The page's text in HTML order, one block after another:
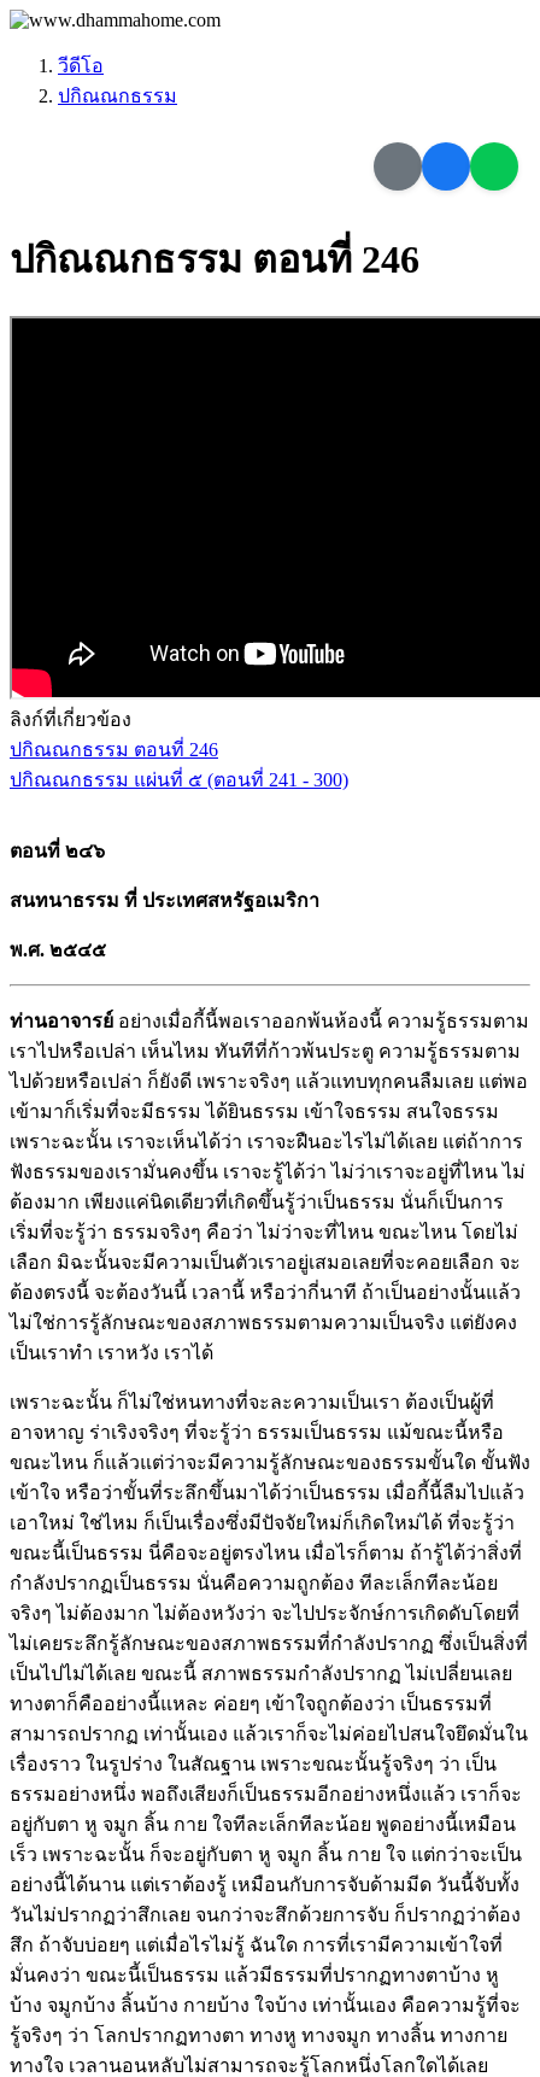
วีดีโอ
ปกิณณกธรรม
ปกิณณกธรรม ตอนที่ 246
ลิงก์ที่เกี่ยวข้อง
ปกิณณกธรรม ตอนที่ 246
ปกิณณกธรรม แผ่นที่ ๕ (ตอนที่ 241 - 300)
ตอนที่ ๒๔๖
สนทนาธรรม ที่ ประเทศสหรัฐอเมริกา
พ.ศ. ๒๕๔๕
ท่านอาจารย์ อย่างเมื่อกี้นี้พอเราออกพ้นห้องนี้ ความรู้ธรรมตาม
เราไปหรือเปล่า เห็นไหม ทันทีที่ก้าวพ้นประตู ความรู้ธรรมตาม
ไปด้วยหรือเปล่า ก็ยังดี เพราะจริงๆ แล้วแทบทุกคนลืมเลย แต่พอ
เข้ามาก็เริ่มที่จะมีธรรม ได้ยินธรรม เข้าใจธรรม สนใจธรรม
เพราะฉะนั้น เราจะเห็นได้ว่า เราจะฝืนอะไรไม่ได้เลย แต่ถ้าการ
ฟังธรรมของเรามั่นคงขึ้น เราจะรู้ได้ว่า ไม่ว่าเราจะอยู่ที่ไหน ไม่
ต้องมาก เพียงแค่นิดเดียวที่เกิดขึ้นรู้ว่าเป็นธรรม นั่นก็เป็นการ
เริ่มที่จะรู้ว่า ธรรมจริงๆ คือว่า ไม่ว่าจะที่ไหน ขณะไหน โดยไม่
เลือก มิฉะนั้นจะมีความเป็นตัวเราอยู่เสมอเลยที่จะคอยเลือก จะ
ต้องตรงนี้ จะต้องวันนี้ เวลานี้ หรือว่ากี่นาที ถ้าเป็นอย่างนั้นแล้ว
ไม่ใช่การรู้ลักษณะของสภาพธรรมตามความเป็นจริง แต่ยังคง
เป็นเราทำ เราหวัง เราได้
เพราะฉะนั้น ก็ไม่ใช่หนทางที่จะละความเป็นเรา ต้องเป็นผู้ที่
อาจหาญ ร่าเริงจริงๆ ที่จะรู้ว่า ธรรมเป็นธรรม แม้ขณะนี้หรือ
ขณะไหน ก็แล้วแต่ว่าจะมีความรู้ลักษณะของธรรมขั้นใด ขั้นฟัง
เข้าใจ หรือว่าขั้นที่ระลึกขึ้นมาได้ว่าเป็นธรรม เมื่อกี้นี้ลืมไปแล้ว
เอาใหม่ ใช่ไหม ก็เป็นเรื่องซึ่งมีปัจจัยใหม่ก็เกิดใหม่ได้ ที่จะรู้ว่า
ขณะนี้เป็นธรรม นี่คือจะอยู่ตรงไหน เมื่อไรก็ตาม ถ้ารู้ได้ว่าสิ่งที่
กำลังปรากฏเป็นธรรม นั่นคือความถูกต้อง ทีละเล็กทีละน้อย
จริงๆ ไม่ต้องมาก ไม่ต้องหวังว่า จะไปประจักษ์การเกิดดับโดยที่
ไม่เคยระลึกรู้ลักษณะของสภาพธรรมที่กำลังปรากฏ ซึ่งเป็นสิ่งที่
เป็นไปไม่ได้เลย ขณะนี้ สภาพธรรมกำลังปรากฏ ไม่เปลี่ยนเลย
ทางตาก็คืออย่างนี้แหละ ค่อยๆ เข้าใจถูกต้องว่า เป็นธรรมที่
สามารถปรากฏ เท่านั้นเอง แล้วเราก็จะไม่ค่อยไปสนใจยึดมั่นใน
เรื่องราว ในรูปร่าง ในสัณฐาน เพราะขณะนั้นรู้จริงๆ ว่า เป็น
ธรรมอย่างหนึ่ง พอถึงเสียงก็เป็นธรรมอีกอย่างหนึ่งแล้ว เราก็จะ
อยู่กับตา หู จมูก ลิ้น กาย ใจทีละเล็กทีละน้อย พูดอย่างนี้เหมือน
เร็ว เพราะฉะนั้น ก็จะอยู่กับตา หู จมูก ลิ้น กาย ใจ แต่กว่าจะเป็น
อย่างนี้ได้นาน แต่เราต้องรู้ เหมือนกับการจับด้ามมีด วันนี้จับทั้ง
วันไม่ปรากฏว่าสึกเลย จนกว่าจะสึกด้วยการจับ ก็ปรากฏว่าต้อง
สึก ถ้าจับบ่อยๆ แต่เมื่อไรไม่รู้ ฉันใด การที่เรามีความเข้าใจที่
มั่นคงว่า ขณะนี้เป็นธรรม แล้วมีธรรมที่ปรากฏทางตาบ้าง หู
บ้าง จมูกบ้าง ลิ้นบ้าง กายบ้าง ใจบ้าง เท่านั้นเอง คือความรู้ที่จะ
รู้จริงๆ ว่า โลกปรากฏทางตา ทางหู ทางจมูก ทางลิ้น ทางกาย
ทางใจ เวลานอนหลับไม่สามารถจะรู้โลกหนึ่งโลกใดได้เลย